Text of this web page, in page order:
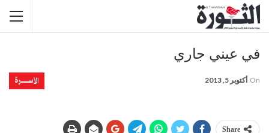
في‮ ‬عيني‮ ‬جاري
الأســــــرة On أكتوبر 5, 2013
Share